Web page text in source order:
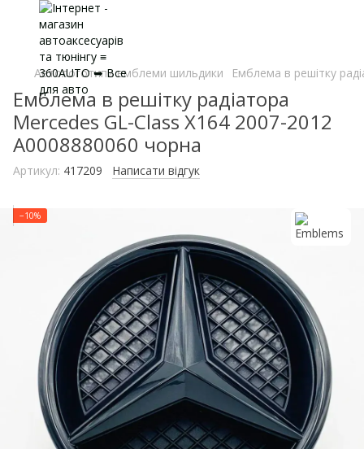
Автологотипи емблеми шильдики Емблема в решітку
Емблема в решітку радіатора
Mercedes GL-Class X164 2007-2012
A0008880060 чорна
Артикул: 417209 Написати відгук
−10%